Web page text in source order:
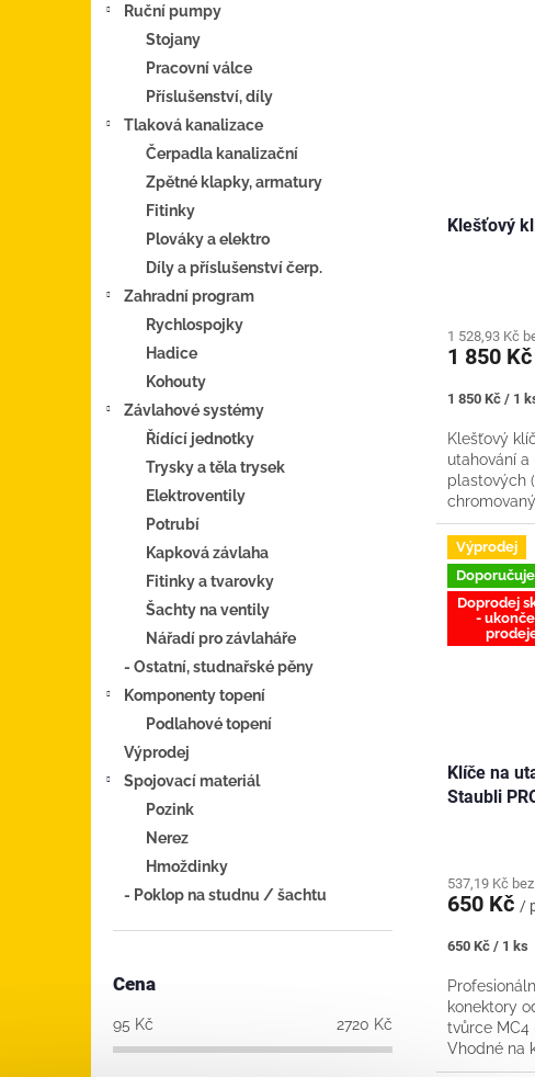
Ruční pumpy
Stojany
Pracovní válce
Příslušenství, díly
Tlaková kanalizace
Čerpadla kanalizační
Zpětné klapky, armatury
Fitinky
Plováky a elektro
Díly a příslušenství čerp.
Zahradní program
Rychlospojky
Hadice
Kohouty
Závlahové systémy
Řídící jednotky
Trysky a těla trysek
Elektroventily
Potrubí
Kapková závlaha
Fitinky a tvarovky
Šachty na ventily
Nářadí pro závlaháře
- Ostatní, studnařské pěny
Komponenty topení
Podlahové topení
Výprodej
Spojovací materiál
Pozink
Nerez
Hmoždinky
- Poklop na studnu / šachtu
Cena
95 Kč 2720 Kč
Klešťový
1 528,93 Kč
1 850 Kč
Měrná
1 850 Kč / 1
Klešťový
utahování
plastových
apod).
Výprodej
Doprodej
-
Klíče na
Staubli
537,19 Kč
650 Kč /
Měrná
650 Kč / 1 ks
konektory
tvůrce MC4
Vhodné na
použití.